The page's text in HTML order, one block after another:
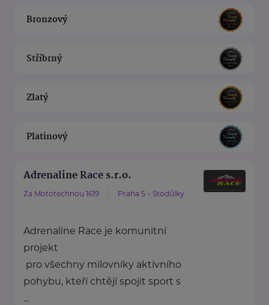
Bronzový
Stříbrný
Zlatý
Platinový
Adrenaline Race s.r.o.
Za Mototechnou 1619 Praha 5 – Stodůlky
Adrenaline Race je komunitní
projekt
pro všechny milovníky aktivního
pohybu, kteří chtějí spojit sport s
...